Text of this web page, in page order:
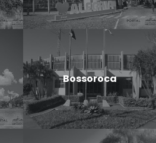
Bossoroca